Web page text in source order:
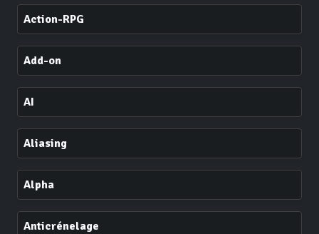
Action-RPG
Add-on
AI
Aliasing
Alpha
Anticrénelage